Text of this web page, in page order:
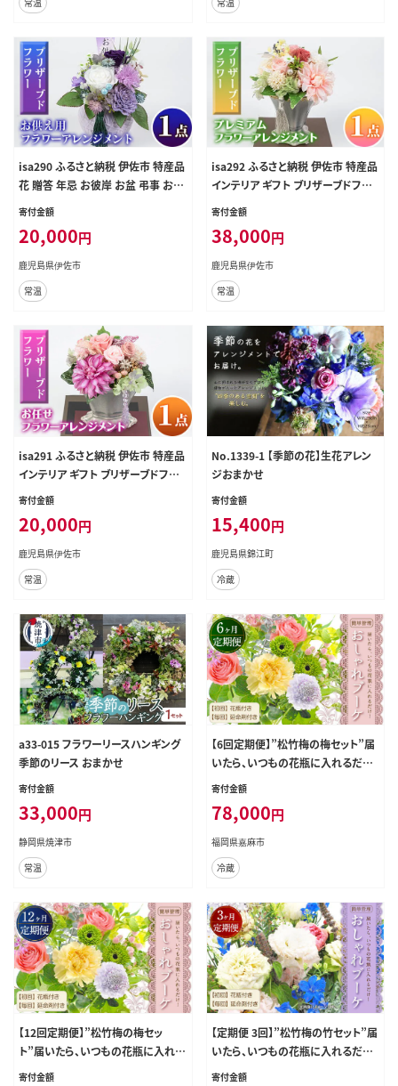
isa290 ふるさと納税 伊佐市 特産品
花 贈答 年忌 お彼岸 お盆 弔事 お供
え 仏花【福岡生花】
寄付金額
20,000円
鹿児島県伊佐市
常温
isa292 ふるさと納税 伊佐市 特産品
インテリア ギフト ブリザーブドフラ
ワー 誕生日 プレゼント 花 お誕生日
お祝い 退職祝い お見舞い 還暦祝い
ギフト お花 アレンジメント【福岡生
花】
寄付金額
38,000円
鹿児島県伊佐市
常温
isa291 ふるさと納税 伊佐市 特産品
インテリア ギフト ブリザーブドフラ
ワー 誕生日 プレゼント 花 お誕生日
ギフト お花 アレンジメント【福岡生
花】
寄付金額
20,000円
鹿児島県伊佐市
常温
No.1339-1 【季節の花】生花アレン
ジおまかせ
寄付金額
15,400円
鹿児島県錦江町
冷蔵
a33-015 フラワーリースハンギング
季節のリース おまかせ
寄付金額
33,000円
静岡県焼津市
常温
【6回定期便】”松竹梅の梅セット”届
いたら、いつもの花瓶に入れるだけ！
簡単管理の おしゃれ ブーケ ♪初回
花 花束
寄付金額
78,000円
福岡県嘉麻市
冷蔵
【12回定期便】”松竹梅の梅セッ
ト”届いたら、いつもの花瓶に入れる
だけ！簡単管理の おしゃれ ブーケ
寄付金額
【定期便 3回】”松竹梅の竹セット”届
いたら、いつもの花瓶に入れるだけ！
簡単管理 の おしゃれ ブーケ ♪初回
寄付金額